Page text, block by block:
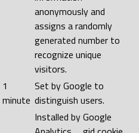
anonymously and
assigns a randomly
generated number to
recognize unique
visitors.
1
minute
Set by Google to
distinguish users.
Installed by Google